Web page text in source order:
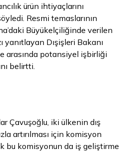
ürün ihtiyaçlarını
Resmi temaslarının
Büyükelçiliğinde verilen
yanıtlayan Dışişleri Bakanı
arasında potansiyel işbirliği
belirtti.
Çavuşoğlu, iki ülkenin dış
artırılması için komisyon
bu komisyonun da iş geliştirme